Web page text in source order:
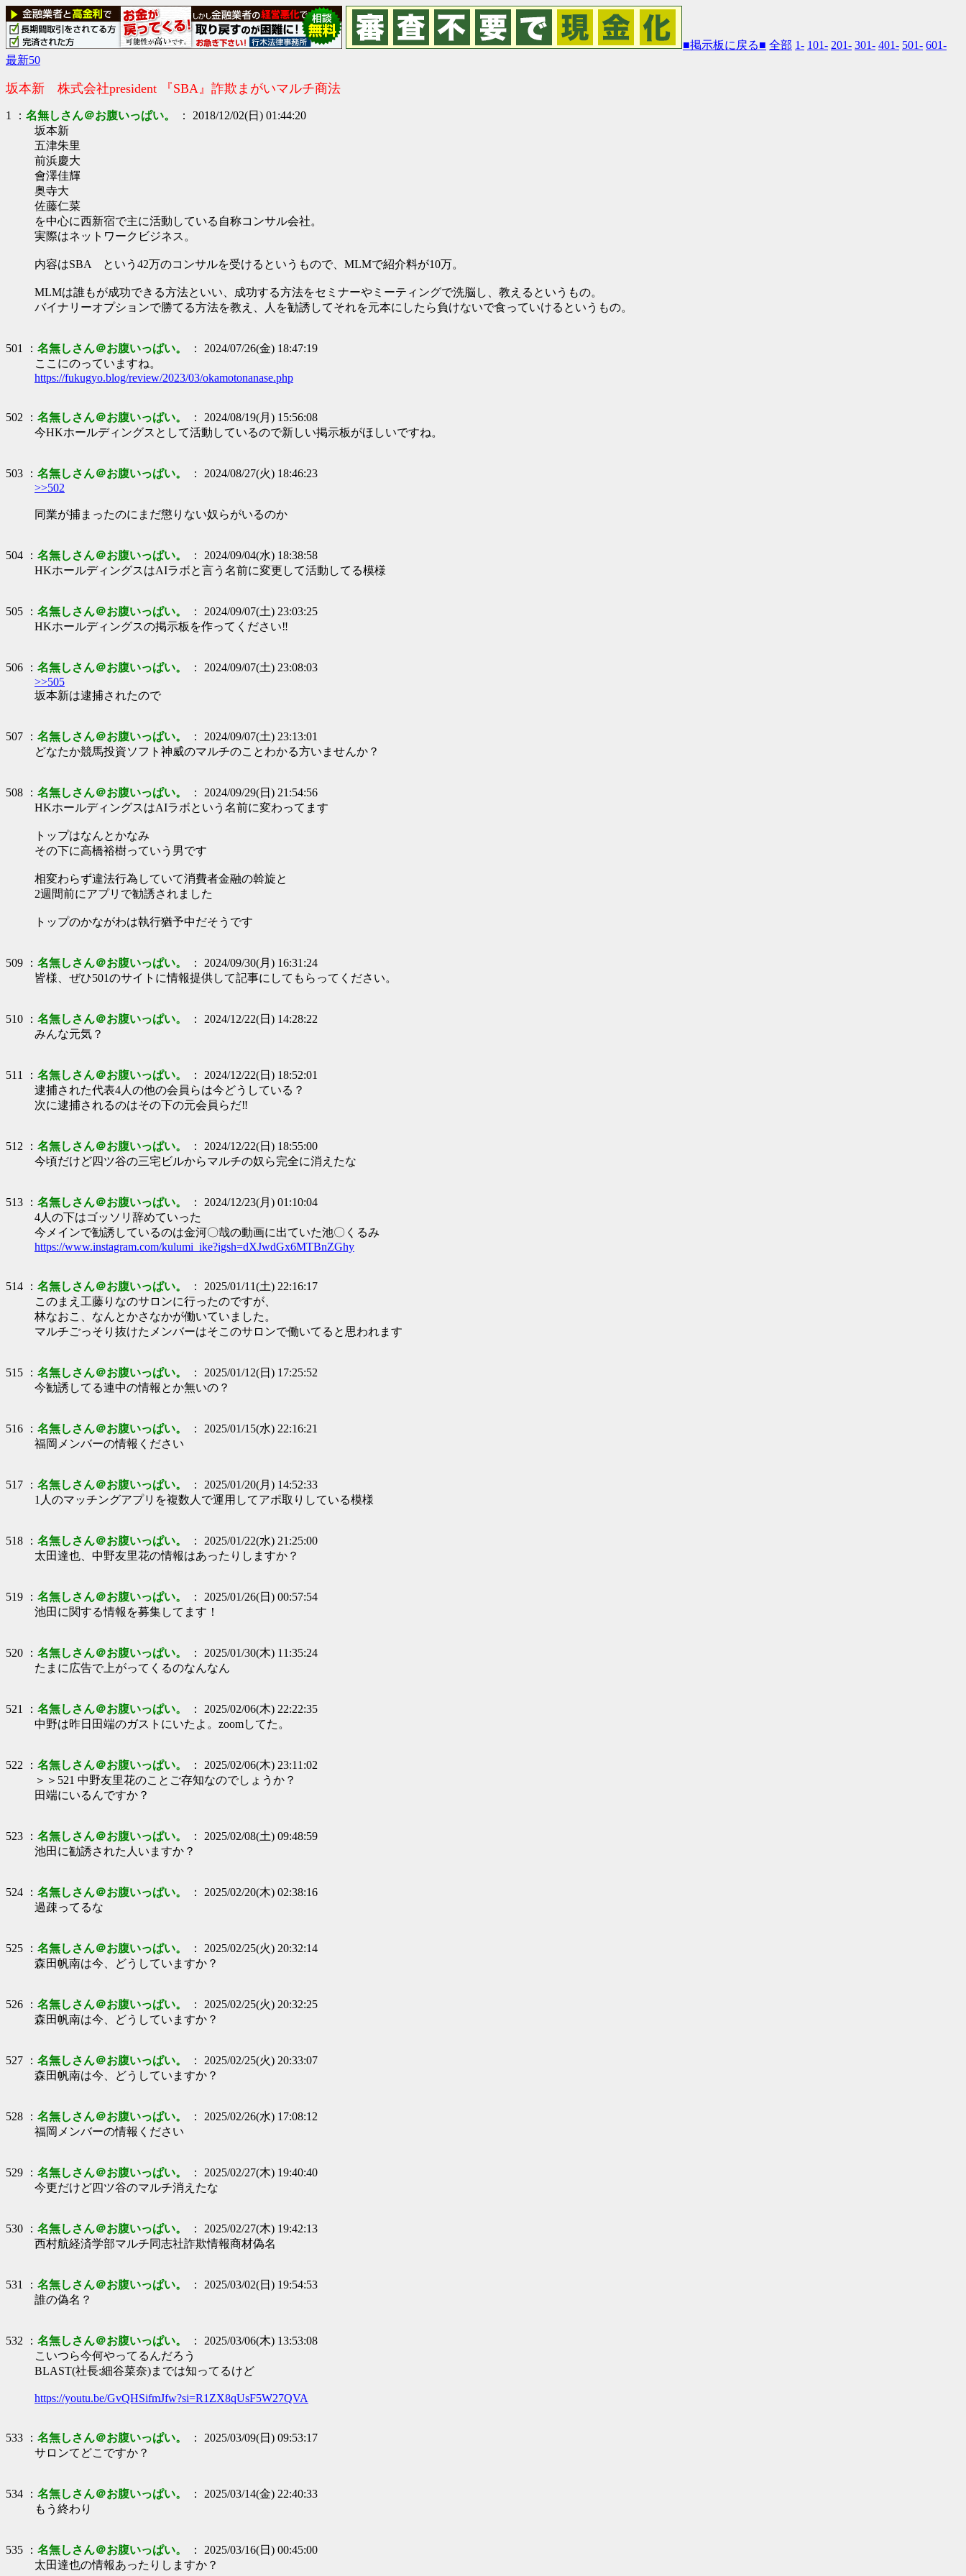
■掲示板に戻る■ 全部 1- 101- 201- 301- 401- 501- 601-
最新50
坂本新 株式会社president 『SBA』詐欺まがいマルチ商法
1 ： 名無しさん＠お腹いっぱい。
： 2018/12/02(日) 01:44:20
坂本新
五津朱里
前浜慶大
會澤佳輝
奥寺大
佐藤仁菜
を中心に西新宿で主に活動している自称コンサル会社。
実際はネットワークビジネス。
内容はSBA という42万のコンサルを受けるというもので、MLMで紹介料が10万。
MLMは誰もが成功できる方法といい、成功する方法をセミナーやミーティングで洗脳し、教えるというもの。
バイナリーオプションで勝てる方法を教え、人を勧誘してそれを元本にしたら負けないで食っていけるというもの。
501 ： 名無しさん＠お腹いっぱい。
： 2024/07/26(金) 18:47:19
ここにのっていますね。
https://fukugyo.blog/review/2023/03/okamotonanase.php
502 ： 名無しさん＠お腹いっぱい。
： 2024/08/19(月) 15:56:08
今HKホールディングスとして活動しているので新しい掲示板がほしいですね。
503 ： 名無しさん＠お腹いっぱい。
： 2024/08/27(火) 18:46:23
>>502
同業が捕まったのにまだ懲りない奴らがいるのか
504 ： 名無しさん＠お腹いっぱい。
： 2024/09/04(水) 18:38:58
HKホールディングスはAIラボと言う名前に変更して活動してる模様
505 ： 名無しさん＠お腹いっぱい。
： 2024/09/07(土) 23:03:25
HKホールディングスの掲示板を作ってください‼︎
506 ： 名無しさん＠お腹いっぱい。
： 2024/09/07(土) 23:08:03
>>505
坂本新は逮捕されたので
507 ： 名無しさん＠お腹いっぱい。
： 2024/09/07(土) 23:13:01
どなたか競馬投資ソフト神威のマルチのことわかる方いませんか？
508 ： 名無しさん＠お腹いっぱい。
： 2024/09/29(日) 21:54:56
HKホールディングスはAIラボという名前に変わってます
トップはなんとかなみ
その下に高橋裕樹っていう男です
相変わらず違法行為していて消費者金融の斡旋と
2週間前にアプリで勧誘されました
トップのかながわは執行猶予中だそうです
509 ： 名無しさん＠お腹いっぱい。
： 2024/09/30(月) 16:31:24
皆様、ぜひ501のサイトに情報提供して記事にしてもらってください。
510 ： 名無しさん＠お腹いっぱい。
： 2024/12/22(日) 14:28:22
みんな元気？
511 ： 名無しさん＠お腹いっぱい。
： 2024/12/22(日) 18:52:01
逮捕された代表4人の他の会員らは今どうしている？
次に逮捕されるのはその下の元会員らだ‼︎
512 ： 名無しさん＠お腹いっぱい。
： 2024/12/22(日) 18:55:00
今頃だけど四ツ谷の三宅ビルからマルチの奴ら完全に消えたな
513 ： 名無しさん＠お腹いっぱい。
： 2024/12/23(月) 01:10:04
4人の下はゴッソリ辞めていった
今メインで勧誘しているのは金河〇哉の動画に出ていた池〇くるみ
https://www.instagram.com/kulumi_ike?igsh=dXJwdGx6MTBnZGhy
514 ： 名無しさん＠お腹いっぱい。
： 2025/01/11(土) 22:16:17
このまえ工藤りなのサロンに行ったのですが、
林なおこ、なんとかさなかが働いていました。
マルチごっそり抜けたメンバーはそこのサロンで働いてると思われます
515 ： 名無しさん＠お腹いっぱい。
： 2025/01/12(日) 17:25:52
今勧誘してる連中の情報とか無いの？
516 ： 名無しさん＠お腹いっぱい。
： 2025/01/15(水) 22:16:21
福岡メンバーの情報ください
517 ： 名無しさん＠お腹いっぱい。
： 2025/01/20(月) 14:52:33
1人のマッチングアプリを複数人で運用してアポ取りしている模様
518 ： 名無しさん＠お腹いっぱい。
： 2025/01/22(水) 21:25:00
太田達也、中野友里花の情報はあったりしますか？
519 ： 名無しさん＠お腹いっぱい。
： 2025/01/26(日) 00:57:54
池田に関する情報を募集してます！
520 ： 名無しさん＠お腹いっぱい。
： 2025/01/30(木) 11:35:24
たまに広告で上がってくるのなんなん
521 ： 名無しさん＠お腹いっぱい。
： 2025/02/06(木) 22:22:35
中野は昨日田端のガストにいたよ。zoomしてた。
522 ： 名無しさん＠お腹いっぱい。
： 2025/02/06(木) 23:11:02
＞＞521 中野友里花のことご存知なのでしょうか？
田端にいるんですか？
523 ： 名無しさん＠お腹いっぱい。
： 2025/02/08(土) 09:48:59
池田に勧誘された人いますか？
524 ： 名無しさん＠お腹いっぱい。
： 2025/02/20(木) 02:38:16
過疎ってるな
525 ： 名無しさん＠お腹いっぱい。
： 2025/02/25(火) 20:32:14
森田帆南は今、どうしていますか？
526 ： 名無しさん＠お腹いっぱい。
： 2025/02/25(火) 20:32:25
森田帆南は今、どうしていますか？
527 ： 名無しさん＠お腹いっぱい。
： 2025/02/25(火) 20:33:07
森田帆南は今、どうしていますか？
528 ： 名無しさん＠お腹いっぱい。
： 2025/02/26(水) 17:08:12
福岡メンバーの情報ください
529 ： 名無しさん＠お腹いっぱい。
： 2025/02/27(木) 19:40:40
今更だけど四ツ谷のマルチ消えたな
530 ： 名無しさん＠お腹いっぱい。
： 2025/02/27(木) 19:42:13
西村航経済学部マルチ同志社詐欺情報商材偽名
531 ： 名無しさん＠お腹いっぱい。
： 2025/03/02(日) 19:54:53
誰の偽名？
532 ： 名無しさん＠お腹いっぱい。
： 2025/03/06(木) 13:53:08
こいつら今何やってるんだろう
BLAST(社長:細谷菜奈)までは知ってるけど
https://youtu.be/GvQHSifmJfw?si=R1ZX8qUsF5W27QVA
533 ： 名無しさん＠お腹いっぱい。
： 2025/03/09(日) 09:53:17
サロンてどこですか？
534 ： 名無しさん＠お腹いっぱい。
： 2025/03/14(金) 22:40:33
もう終わり
535 ： 名無しさん＠お腹いっぱい。
： 2025/03/16(日) 00:45:00
太田達也の情報あったりしますか？